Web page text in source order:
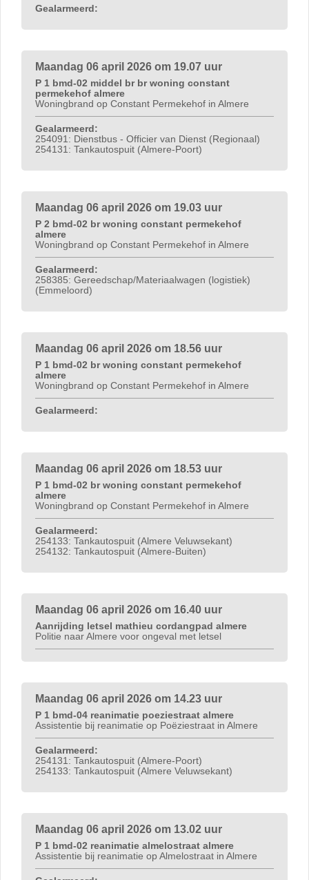
Gealarmeerd:
Maandag 06 april 2026 om 19.07 uur
P 1 bmd-02 middel br br woning constant
permekehof almere
Woningbrand op Constant Permekehof in Almere
Gealarmeerd:
254091: Dienstbus - Officier van Dienst (Regionaal)
254131: Tankautospuit (Almere-Poort)
Maandag 06 april 2026 om 19.03 uur
P 2 bmd-02 br woning constant permekehof
almere
Woningbrand op Constant Permekehof in Almere
Gealarmeerd:
258385: Gereedschap/Materiaalwagen (logistiek)
(Emmeloord)
Maandag 06 april 2026 om 18.56 uur
P 1 bmd-02 br woning constant permekehof
almere
Woningbrand op Constant Permekehof in Almere
Gealarmeerd:
Maandag 06 april 2026 om 18.53 uur
P 1 bmd-02 br woning constant permekehof
almere
Woningbrand op Constant Permekehof in Almere
Gealarmeerd:
254133: Tankautospuit (Almere Veluwsekant)
254132: Tankautospuit (Almere-Buiten)
Maandag 06 april 2026 om 16.40 uur
Aanrijding letsel mathieu cordangpad almere
Politie naar Almere voor ongeval met letsel
Maandag 06 april 2026 om 14.23 uur
P 1 bmd-04 reanimatie poeziestraat almere
Assistentie bij reanimatie op Poëziestraat in Almere
Gealarmeerd:
254131: Tankautospuit (Almere-Poort)
254133: Tankautospuit (Almere Veluwsekant)
Maandag 06 april 2026 om 13.02 uur
P 1 bmd-02 reanimatie almelostraat almere
Assistentie bij reanimatie op Almelostraat in Almere